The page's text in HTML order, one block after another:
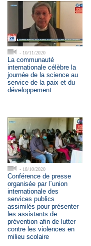
- 10/11/2020
La communauté
internationale célèbre la
journée de la science au
service de la paix et du
développement
- 18/10/2020
Conférence de presse
organisée par l`union
internationale des
services publics
assimilés pour présenter
les assistants de
prévention afin de lutter
contre les violences en
milieu scolaire